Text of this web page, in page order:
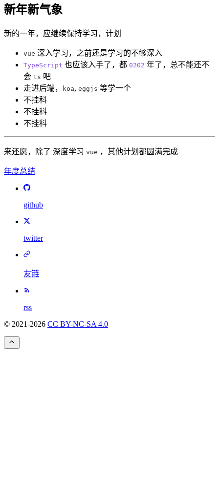
新年新气象
新的一年，应继续保持学习，计划
vue 深入学习，之前还是学习的不够深入
TypeScript 也应该入手了，都 0202 年了，总不能还不
会 ts 吧
走进后端，
koa, eggjs 等学一个
不挂科
不挂科
不挂科
来还愿，除了 深度学习 vue ，其他计划都圆满完成
年度总结
github
twitter
友链
rss
© 2021-2026 CC BY-NC-SA 4.0